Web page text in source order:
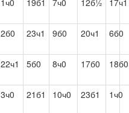
1ч0 19б1 7ч0 12б½ 17ч1
2б0 23ч1 9б0 20ч1 6б0
22ч1 5б0 8ч0 17б0 18б0
3ч0 21б1 10ч0 23б1 1ч0